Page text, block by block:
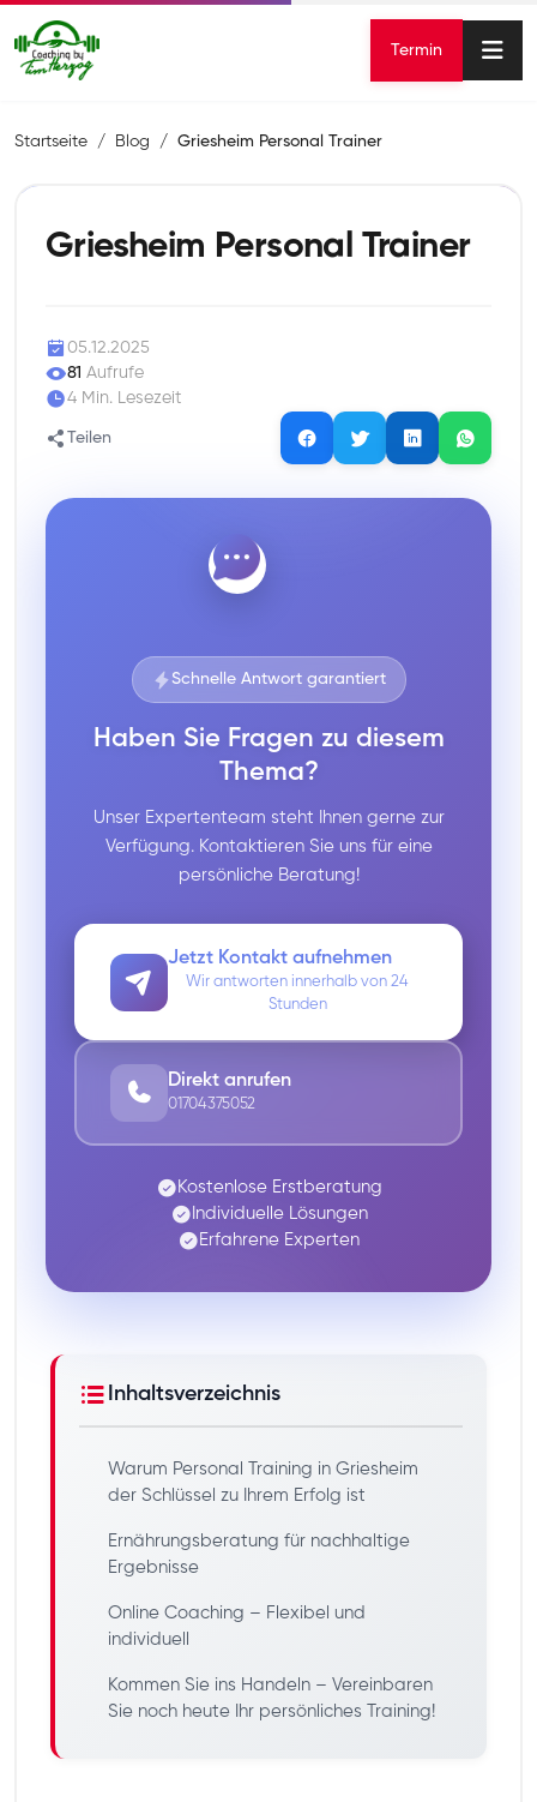
Termin
Startseite Blog Griesheim Personal Trainer
Griesheim Personal Trainer
05.12.2025
81 Aufrufe
4 Min. Lesezeit
Teilen
Schnelle Antwort garantiert
Haben Sie Fragen zu diesem
Thema?
Unser Expertenteam steht Ihnen gerne zur
Verfügung. Kontaktieren Sie uns für eine
persönliche Beratung!
Jetzt Kontakt aufnehmen
Wir antworten innerhalb von 24
Stunden
Direkt anrufen
01704375052
Kostenlose Erstberatung
Individuelle Lösungen
Erfahrene Experten
Inhaltsverzeichnis
Warum Personal Training in Griesheim
der Schlüssel zu Ihrem Erfolg ist
Ernährungsberatung für nachhaltige
Ergebnisse
Online Coaching – Flexibel und
individuell
Kommen Sie ins Handeln – Vereinbaren
Sie noch heute Ihr persönliches Training!